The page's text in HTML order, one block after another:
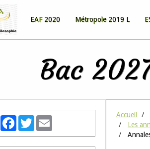
EAF 2020 Métropole 2019 L
Bac
Accueil
Les
PartagerFacebookTwitter